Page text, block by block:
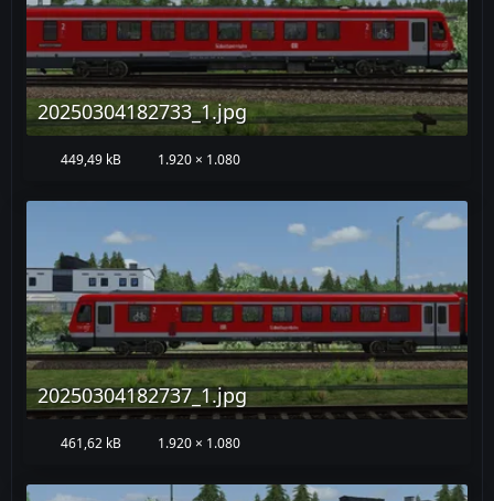
20250304182733_1.jpg
449,49 kB 1.920 × 1.080
20250304182737_1.jpg
461,62 kB 1.920 × 1.080